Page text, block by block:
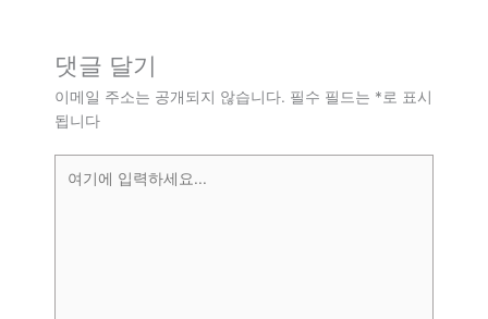
댓글 달기
이메일 주소는 공개되지 않습니다. 필수 필드는 *로 표시
됩니다